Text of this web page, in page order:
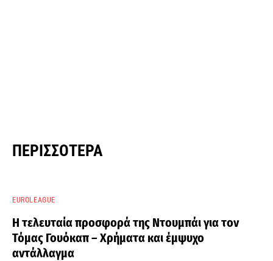
ΠΕΡΙΣΣΌΤΕΡΑ
EUROLEAGUE
Η τελευταία προσφορά της Ντουμπάι για τον
Τόμας Γουόκαπ – Χρήματα και έμψυχο
αντάλλαγμα